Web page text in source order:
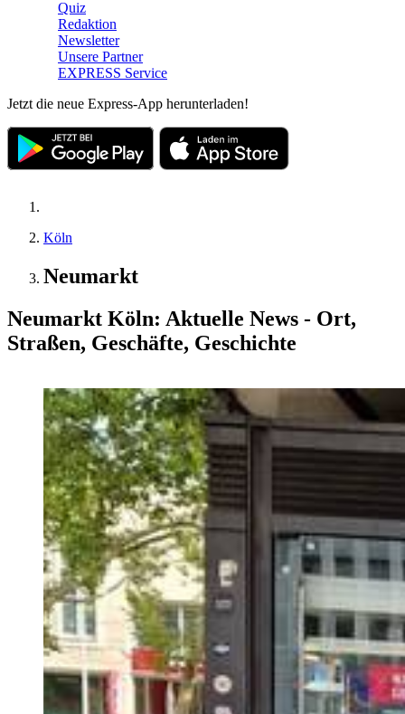
Quiz
Redaktion
Newsletter
Unsere Partner
EXPRESS Service
Jetzt die neue Express-App herunterladen!
Köln
Neumarkt
Neumarkt Köln: Aktuelle News - Ort,
Straßen, Geschäfte, Geschichte